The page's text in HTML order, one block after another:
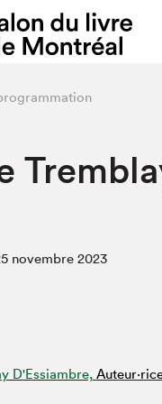
novembre 2023
D'Essiambre,